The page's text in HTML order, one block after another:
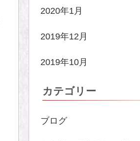
2020年1月
2019年12月
2019年10月
カテゴリー
ブログ